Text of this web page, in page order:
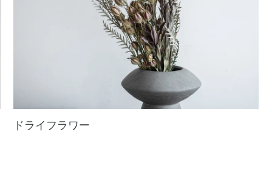
ドライフラワー